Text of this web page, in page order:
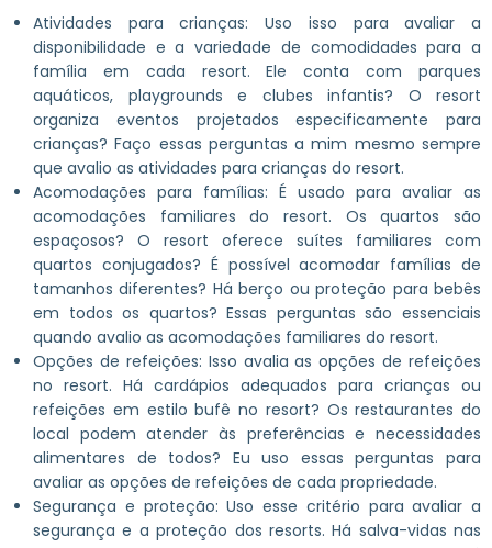
Atividades para crianças: Uso isso para avaliar a
disponibilidade e a variedade de comodidades para a
família em cada resort. Ele conta com parques
aquáticos, playgrounds e clubes infantis? O resort
organiza eventos projetados especificamente para
crianças? Faço essas perguntas a mim mesmo sempre
que avalio as atividades para crianças do resort.
Acomodações para famílias: É usado para avaliar as
acomodações familiares do resort. Os quartos são
espaçosos? O resort oferece suítes familiares com
quartos conjugados? É possível acomodar famílias de
tamanhos diferentes? Há berço ou proteção para bebês
em todos os quartos? Essas perguntas são essenciais
quando avalio as acomodações familiares do resort.
Opções de refeições: Isso avalia as opções de refeições
no resort. Há cardápios adequados para crianças ou
refeições em estilo bufê no resort? Os restaurantes do
local podem atender às preferências e necessidades
alimentares de todos? Eu uso essas perguntas para
avaliar as opções de refeições de cada propriedade.
Segurança e proteção: Uso esse critério para avaliar a
segurança e a proteção dos resorts. Há salva-vidas nas